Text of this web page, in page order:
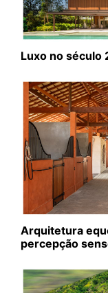
Luxo no século
Arquitetura
percepção